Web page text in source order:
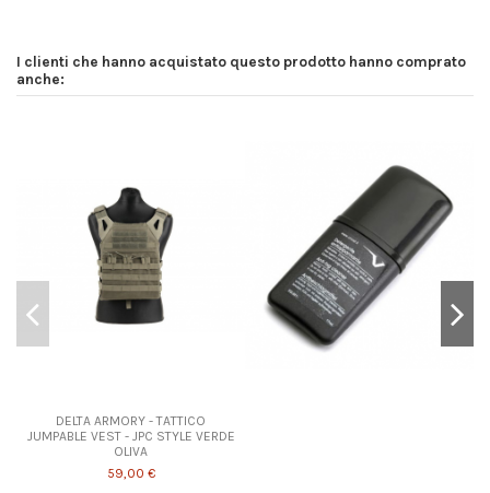
I clienti che hanno acquistato questo prodotto hanno comprato
anche:
DELTA ARMORY - TATTICO
JUMPABLE VEST - JPC STYLE VERDE
OLIVA
59,00 €